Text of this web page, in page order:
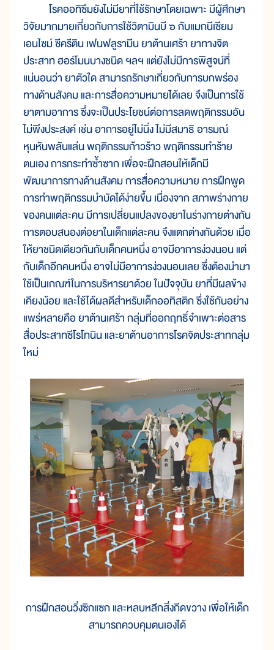
โรคออทิซึมยังไม่มียาที่ใช้รักษาโดยเฉพาะ มีผู้ศึกษา
วิจัยมากมายเกี่ยวกับการใช้วิตามินบี ๖ กับแมกนีเซียม
เอนไซม์ ซีครีติน เฟนฟลูรามีน ยาต้านเศร้า ยาทางจิต
ประสาท ฮอร์โมนบางชนิด ฯลฯ แต่ยังไม่มีการพิสูจน์ที่
แน่นอนว่า ยาตัวใด สามารถรักษาเกี่ยวกับการบกพร่อง
ทางด้านสังคม และการสื่อความหมายได้เลย จึงเป็นการใช้
ยาตามอาการ ซึ่งจะเป็นประโยชน์ต่อการลดพฤติกรรมอัน
ไม่พึงประสงค์ เช่น อาการอยู่ไม่นิ่ง ไม่มีสมาธิ อารมณ์
หุนหันพลันแล่น พฤติกรรมก้าวร้าว พฤติกรรมทำร้าย
ตนเอง การกระทำซ้ำซาก เพื่อจะฝึกสอนให้เด็กมี
พัฒนาการทางด้านสังคม การสื่อความหมาย การฝึกพูด
การทำพฤติกรรมบำบัดได้ง่ายขึ้น เนื่องจาก สภาพร่างกาย
ของคนแต่ละคน มีการเปลี่ยนแปลงของยาในร่างกายต่างกัน
การตอบสนองต่อยาในเด็กแต่ละคน จึงแตกต่างกันด้วย เมื่อ
ให้ยาชนิดเดียวกันกับเด็กคนหนึ่ง อาจมีอาการง่วงนอน แต่
กับเด็กอีกคนหนึ่ง อาจไม่มีอาการง่วงนอนเลย ซึ่งต้องนำมา
ใช้เป็นเกณฑ์ในการบริหารยาด้วย ในปัจจุบัน ยาที่มีผลข้าง
เคียงน้อย และใช้ได้ผลดีสำหรับเด็กออทิสติก ซึ่งใช้กันอย่าง
แพร่หลายคือ ยาต้านเศร้า กลุ่มที่ออกฤทธิ์จำเพาะต่อสาร
สื่อประสาทซีโรโทนิน และยาต้านอาการโรคจิตประสาทกลุ่ม
ใหม่
การฝึกสอนวิ่งซิกแซก และหลบหลีกสิ่งกีดขวาง เพื่อให้เด็ก
สามารถควบคุมตนเองได้